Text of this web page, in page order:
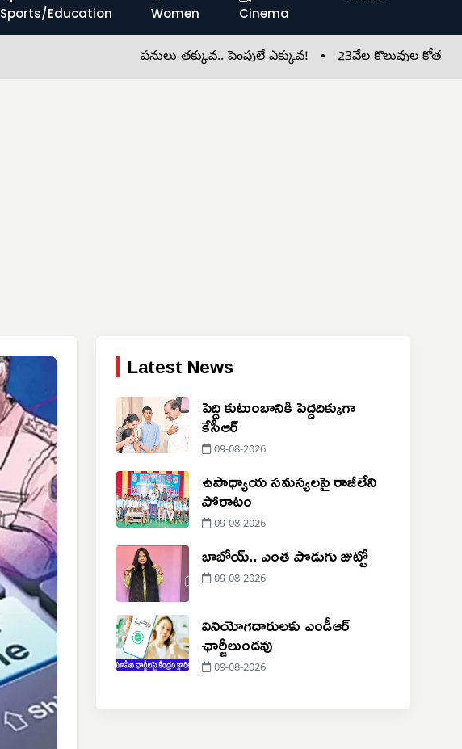
Sports/Education Women Cinema
పనులు తక్కువ.. పెంపులే ఎక్కువ! •23వేల కొలువుల కోత •
Latest News
పెద్ది కుటుంబానికి పెద్దదిక్కుగా
కేసీఆర్
09-08-2026
ఉపాధ్యాయ సమస్యలపై రాజీలేని
పోరాటం
09-08-2026
బాబోయ్.. ఎంత పొడుగు జుట్టో
09-08-2026
వినియోగదారులకు ఎండీఆర్
ఛార్జీలుండవు
09-08-2026